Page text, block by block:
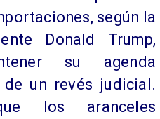
según la
Donald Trump,
su agenda
un revés judicial.
los aranceles